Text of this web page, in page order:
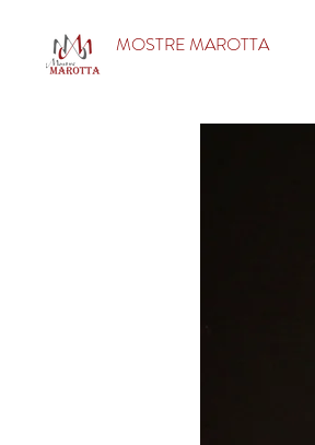
MOSTRE MAROTTA